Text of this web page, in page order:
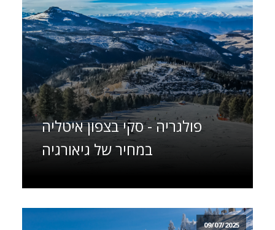
פולגריה - סקי בצפון איטליה
במחיר של גיאורגיה
09/07/2025